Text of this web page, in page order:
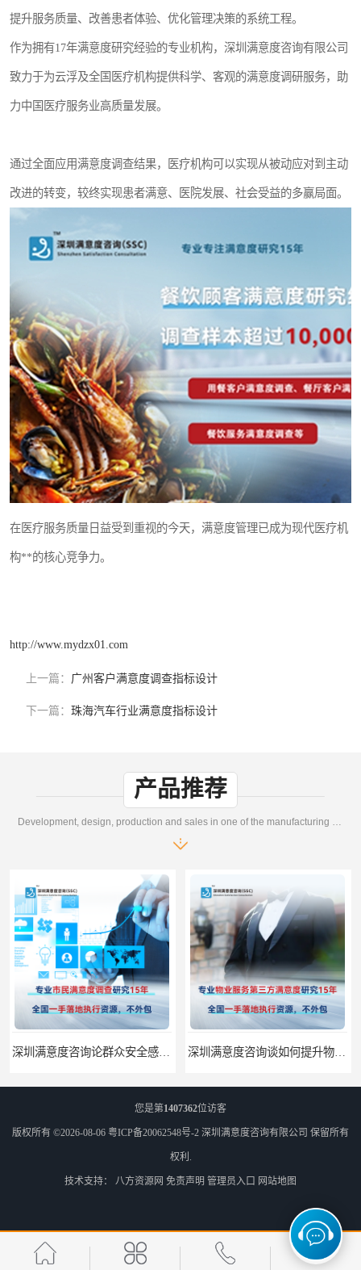
提升服务质量、改善患者体验、优化管理决策的系统工程。
作为拥有17年满意度研究经验的专业机构，深圳满意度咨询有限公司
致力于为云浮及全国医疗机构提供科学、客观的满意度调研服务，助
力中国医疗服务业高质量发展。
通过全面应用满意度调查结果，医疗机构可以实现从被动应对到主动
改进的转变，较终实现患者满意、医院发展、社会受益的多赢局面。
在医疗服务质量日益受到重视的今天，满意度管理已成为现代医疗机
构**的核心竞争力。
http://www.mydzx01.com
上一篇： 广州客户满意度调查指标设计
下一篇： 珠海汽车行业满意度指标设计
产品推荐
Development, design, production and sales in one of the manufacturing enterprises
深圳满意度咨询论群众安全感满意度调查如何操作 深圳满意度咨询谈如何提升物业满意度
深圳满意度咨询开展医药公司顾客满意度调查
您是第1407362位访客
版权所有 ©2026-08-06 粤ICP备20062548号-2 深圳满意度咨询有限公司 保留所有
权利.
技术支持： 八方资源网 免责声明 管理员入口 网站地图